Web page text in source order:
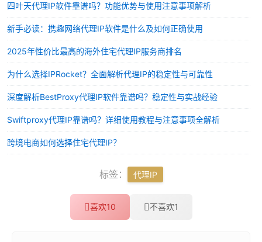
四叶天代理IP软件靠谱吗？功能优势与使用注意事项解析
新手必读：携趣网络代理IP软件是什么及如何正确使用
2025年性价比最高的海外住宅代理IP服务商排名
为什么选择IPRocket？全面解析代理IP的稳定性与可靠性
深度解析BestProxy代理IP软件靠谱吗？稳定性与实战经验
Swiftproxy代理IP靠谱吗？详细使用教程与注意事项全解析
跨境电商如何选择住宅代理IP？
标签： 代理IP
喜欢10 不喜欢1